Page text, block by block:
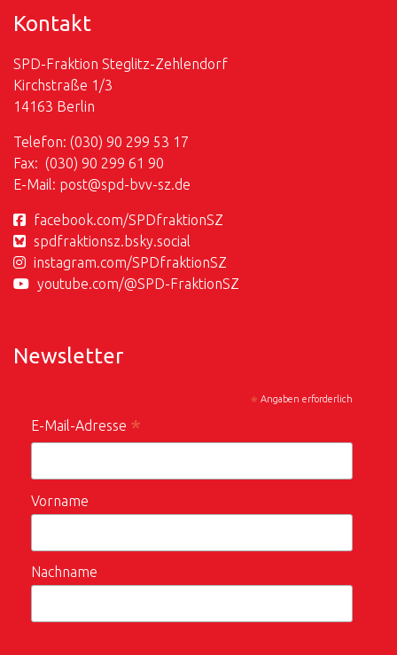
Kontakt
SPD-Fraktion Steglitz-Zehlendorf
Kirchstraße 1/3
14163 Berlin
Telefon: (030) 90 299 53 17
Fax: (030) 90 299 61 90
E-Mail: post@spd-bvv-sz.de
facebook.com/SPDfraktionSZ
spdfraktionsz.bsky.social
instagram.com/SPDfraktionSZ
youtube.com/@SPD-FraktionSZ
Newsletter
* Angaben erforderlich
E-Mail-Adresse *
Vorname
Nachname